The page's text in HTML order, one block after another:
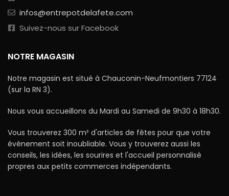
infos@entrepotdelafete.com
Suivez-nous sur Facebook
NOTRE MAGASIN
Notre magasin est situé à Chauconin-Neufmontiers 77124
(sur la RN 3).
Nous vous accueillons du Mardi au Samedi de 9h30 à 18h30.
Vous trouverez 300 m² d'articles de fêtes pour que votre
évènement soit inoubliable. Vous y trouverez aussi les
conseils, les idées, les sourires et l'accueil personnalisé
propres aux petits commerces indépendants.